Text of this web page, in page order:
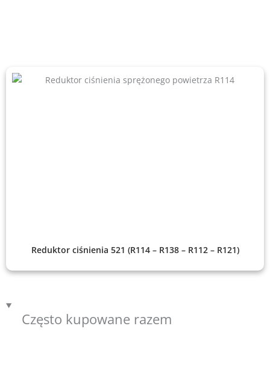
Reduktor ciśnienia 521 (R114 – R138 – R112 – R121)
Często kupowane razem